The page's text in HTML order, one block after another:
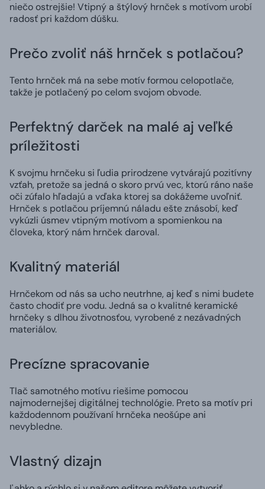
niečo ostrejšie! Vtipný a štýlový hrnček s motívom urobí
radosť pri každom dúšku.
Prečo zvoliť náš hrnček s potlačou?
Tento hrnček má na sebe motív formou celopotlače,
takže je potlačený po celom svojom obvode.
Perfektný darček na malé aj veľké
príležitosti
K svojmu hrnčeku si ľudia prirodzene vytvárajú pozitívny
vzťah, pretože sa jedná o skoro prvú vec, ktorú ráno naše
oči zúfalo hľadajú a vďaka ktorej sa dokážeme uvoľniť.
Hrnček s potlačou príjemnú náladu ešte znásobí, keď
vykúzli úsmev vtipným motívom a spomienkou na
človeka, ktorý nám hrnček daroval.
Kvalitný materiál
Hrnčekom od nás sa ucho neutrhne, aj keď s nimi budete
často chodiť pre vodu. Jedná sa o kvalitné keramické
hrnčeky s dlhou životnosťou, vyrobené z nezávadných
materiálov.
Precízne spracovanie
Tlač samotného motívu riešime pomocou
najmodernejšej digitálnej technológie. Preto sa motív pri
každodennom používaní hrnčeka neošúpe ani
nevybledne.
Vlastný dizajn